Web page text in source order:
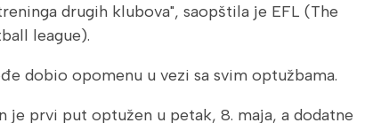
drugih klubova", saopštila je EFL (The
league).
dobio opomenu u vezi sa svim optužbama.
je prvi put optužen u petak, 8. maja, a dodatne